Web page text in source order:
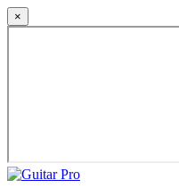
×